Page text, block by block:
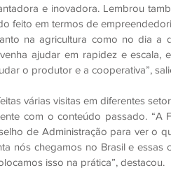
e inovadora. Lembrou
feito em termos de
na agricultura como no dia a
ajudar em rapidez e escala,
o produtor e a cooperativa”,
várias visitas em diferentes
com o conteúdo passado. “A
de Administração para ver o
nós chegamos no Brasil e essas
isso na prática”, destacou.